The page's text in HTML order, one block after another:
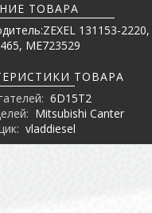
ТОВАРА
131153-2220,
ME723529
ТОВАРА
6D15T2
Mitsubishi Canter
vladdiesel